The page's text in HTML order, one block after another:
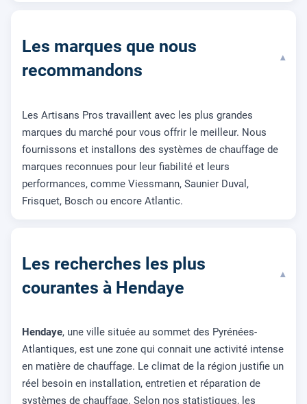
Les marques que nous
recommandons
▾
Les Artisans Pros travaillent avec les plus grandes
marques du marché pour vous offrir le meilleur. Nous
fournissons et installons des systèmes de chauffage de
marques reconnues pour leur fiabilité et leurs
performances, comme Viessmann, Saunier Duval,
Frisquet, Bosch ou encore Atlantic.
Les recherches les plus
courantes à Hendaye
▾
Hendaye, une ville située au sommet des Pyrénées-
Atlantiques, est une zone qui connait une activité intense
en matière de chauffage. Le climat de la région justifie un
réel besoin en installation, entretien et réparation de
systèmes de chauffage. Selon nos statistiques, les